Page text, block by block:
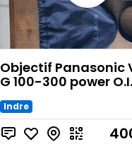
Objectif Panasonic
G 100-300 power
Indre